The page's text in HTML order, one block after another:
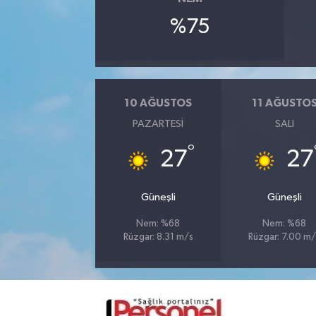
%75
10 AĞUSTOS
PAZARTESI
27°
Güneşli
Nem: %68
Rüzgar: 8.31 m/s
11
SALI
27
Güneşli
Nem: %68
Rüzgar: 7.00